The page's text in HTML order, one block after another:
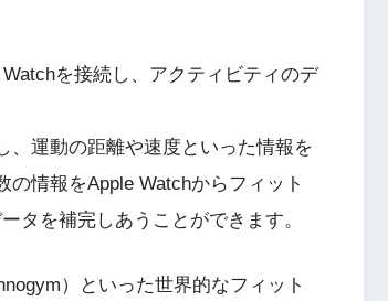
を接続し、アクティビティのデ
、運動の距離や速度といった情報を
情報をApple Watchからフィット
タを補完しあうことができます。
）といった世界的なフィット